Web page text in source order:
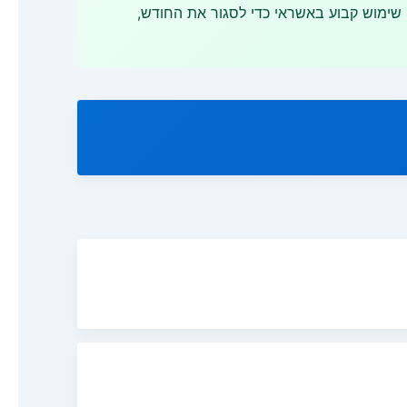
שימוש קבוע באשראי כדי לסגור את החודש,